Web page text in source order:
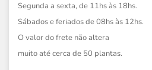
Segunda a sexta, de 11hs às 18hs.
Sábados e feriados de 08hs às 12hs.
O valor do frete não altera
muito até cerca de 50 plantas.